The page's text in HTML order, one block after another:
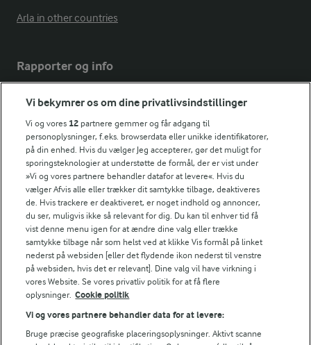
Arla in other countries
Rapporter og info
Årsrapport
FarmAhead™ Check rapport
Andelshaverinfo: Mælkepris
Fødevarestyrelsens smiley-rapporter for Arla Foods
Fødevarestyrelsens smiley-rapporter for Jörd
Fødevarestyrelsens smiley-rapporter for Lurpak PB
Følg
Vi bekymrer os om dine privatlivsindstillinger
Vi og vores 12 partnere gemmer og får adgang til
personoplysninger, f.eks. browserdata eller unikke identifikatorer,
på din enhed. Hvis du vælger Jeg accepterer, gør det muligt for
sporingsteknologier at understøtte de formål, der er vist under
»Vi og vores partnere behandler datafor at levere«. Hvis du
vælger Afvis alle eller trækker dit samtykke tilbage, deaktiveres
de. Hvis trackere er deaktiveret, er noget indhold og annoncer,
du ser, muligvis ikke så relevant for dig. Du kan til enhver tid få
vist denne menu igen for at ændre dine valg eller trække
samtykke tilbage når som helst ved at klikke Vis formål på linket
nederst på websiden [eller det flydende ikon nederst til venstre
på websiden, hvis det er relevant]. Dine valg vil have virkning i
vores Website. Se vores privatliv politik for at få flere
oplysninger. Cookie politik
Vi og vores partnere behandler data for at levere:
Bruge præcise geografiske placeringsoplysninger. Aktivt scanne